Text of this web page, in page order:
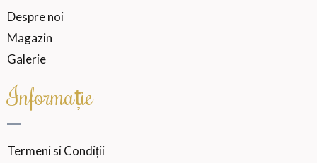
Despre noi
Magazin
Galerie
Informație
Termeni si Condiții